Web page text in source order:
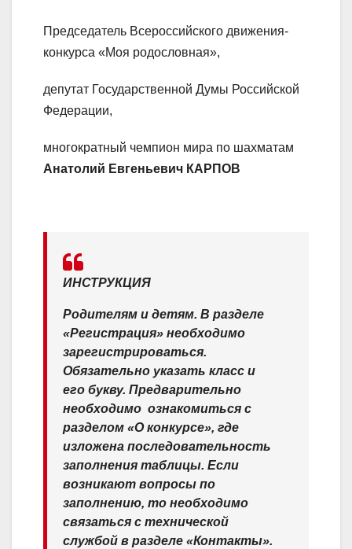
Председатель Всероссийского движения-
конкурса «Моя родословная»,
депутат Государственной Думы Российской
Федерации,
многократный чемпион мира по шахматам
Анатолий Евгеньевич КАРПОВ
ИНСТРУКЦИЯ
Родителям и детям. В разделе
«Регистрация» необходимо
зарегистрироваться.
Обязательно указать класс и
его букву. Предварительно
необходимо ​ ознакомиться с
разделом «О конкурсе», где
изложена последовательность
заполнения таблицы. Если
возникают вопросы по
заполнению, то необходимо
связаться с технической
службой в разделе «Контакты».